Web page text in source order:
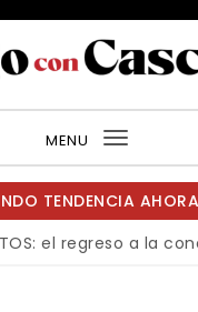
MENU
Toggle
TENDENCIA AHORA
el regreso a la